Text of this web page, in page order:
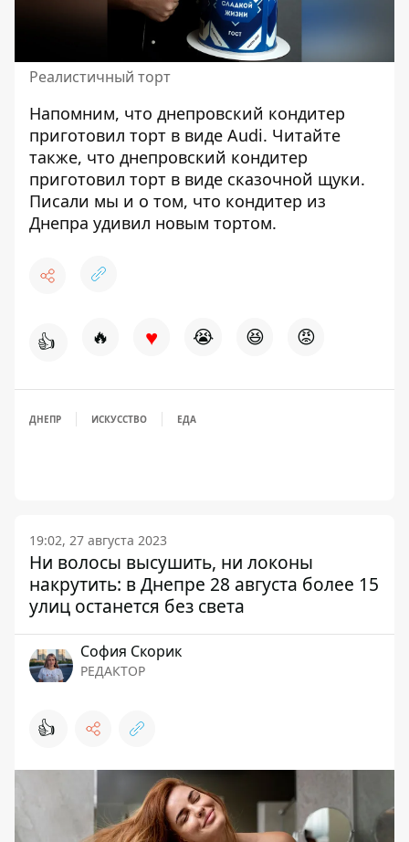
Реалистичный торт
Напомним, что днепровский кондитер
приготовил торт в виде Audi. Читайте
также, что днепровский кондитер
приготовил торт в виде сказочной щуки.
Писали мы и о том, что кондитер из
Днепра удивил новым тортом.
👍 🔥 ♥ 😭 😆 😡
ДНЕПР ИСКУССТВО ЕДА
19:02, 27 августа 2023
Ни волосы высушить, ни локоны
накрутить: в Днепре 28 августа более 15
улиц останется без света
София Скорик
РЕДАКТОР
👍